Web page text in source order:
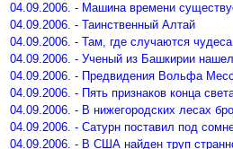
04.09.2006. - Машина времени
04.09.2006. - Таинственный Алтай
04.09.2006. - Там, где случаются чудеса
04.09.2006. - Ученый из Башкирии
04.09.2006. - Предвидения Вольфа
04.09.2006. - Пять признаков конца
04.09.2006. - В нижегородских лесах
04.09.2006. - Сатурн поставил под
04.09.2006. - В США найден труп